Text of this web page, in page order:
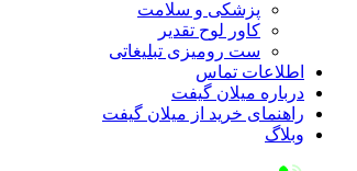
پزشکی و سلامت
کاور لوح تقدیر
ست رومیزی تبلیغاتی
اطلاعات تماس
درباره میلان گیفت
راهنمای خرید از میلان گیفت
وبلاگ